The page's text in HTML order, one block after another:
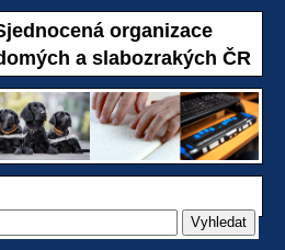
organizace
a slabozrakých ČR